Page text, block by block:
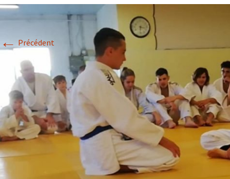
Historique 2019/2020
Historique 2018/2019
Historique 2016-2017
Historique 2015-2016
← Précédent